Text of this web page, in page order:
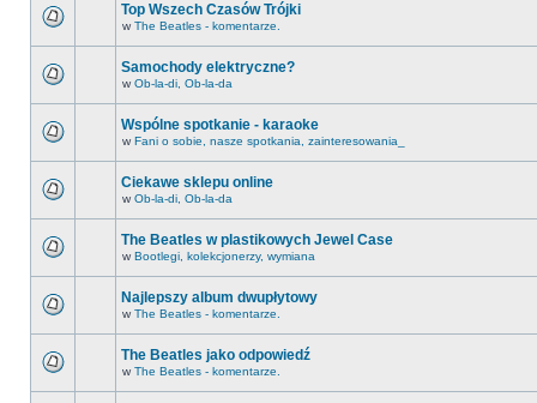
Top Wszech Czasów Trójki
w The Beatles - komentarze.
Samochody elektryczne?
w Ob-la-di, Ob-la-da
Wspólne spotkanie - karaoke
w Fani o sobie, nasze spotkania, zainteresowania_
Ciekawe sklepu online
w Ob-la-di, Ob-la-da
The Beatles w plastikowych Jewel Case
w Bootlegi, kolekcjonerzy, wymiana
Najlepszy album dwupłytowy
w The Beatles - komentarze.
The Beatles jako odpowiedź
w The Beatles - komentarze.